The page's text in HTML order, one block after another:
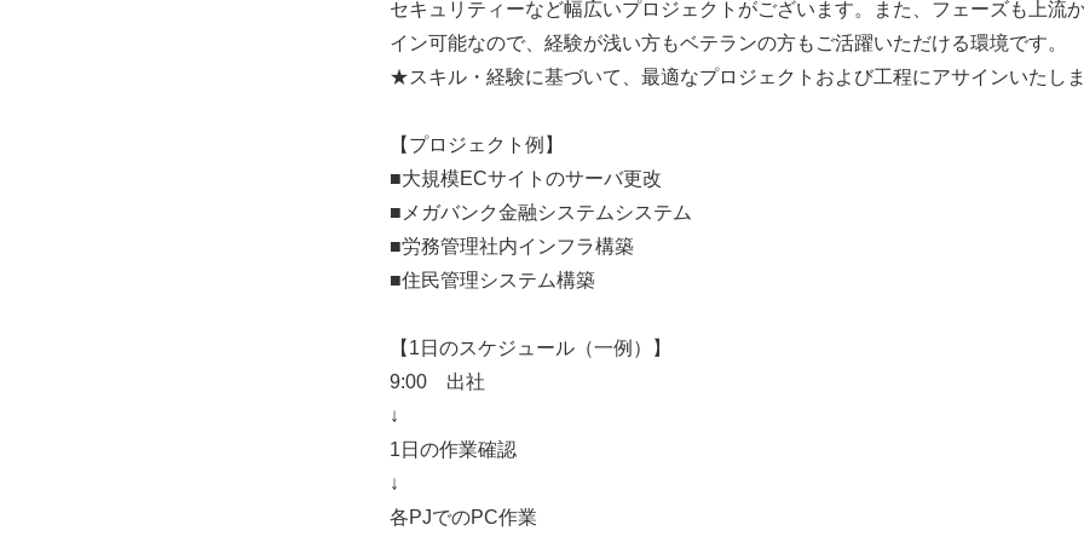
セキュリティーなど幅広いプロジェクトがございます。また、フェーズも上流
イン可能なので、経験が浅い方もベテランの方もご活躍いただける環境です。
★スキル・経験に基づいて、最適なプロジェクトおよび工程にアサインいたしま
【プロジェクト例】
■大規模ECサイトのサーバ更改
■メガバンク金融システムシステム
■労務管理社内インフラ構築
■住民管理システム構築
【1日のスケジュール（一例）】
9:00 出社
↓
1日の作業確認
↓
各PJでのPC作業